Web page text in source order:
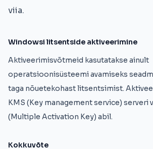
viia.
Windowsi litsentside aktiveerimine
Aktiveerimisvõtmeid kasutatakse ainult
operatsioonisüsteemi avamiseks
taga nõuetekohast litsentsimist.
KMS (Key management service) serveri
(Multiple Activation Key) abil.
Kokkuvõte